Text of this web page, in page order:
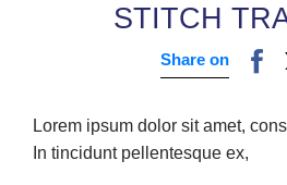
STITCH
Share on
Lorem ipsum dolor sit amet,
In tincidunt pellentesque ex,